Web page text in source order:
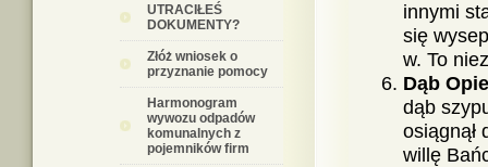
UTRACIŁEŚ
DOKUMENTY?
Złóż wniosek o
przyznanie pomocy
Harmonogram
wywozu odpadów
komunalnych z
pojemników firm
innymi
się
w. To
Dąb
dąb
osiągnął
willę